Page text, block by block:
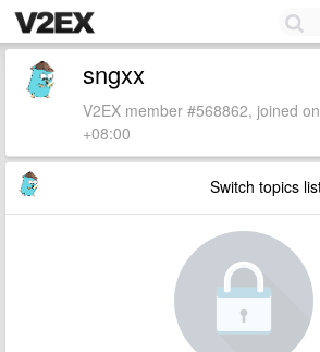
sngxx
V2EX member #568862, joined
+08:00
Switch topics